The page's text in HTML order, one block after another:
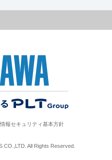
情報セキュリティ基本方針
CO.,LTD. All Rights Reserved.